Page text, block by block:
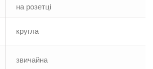
на розетці
кругла
звичайна